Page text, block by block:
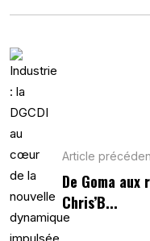
Article
De Goma aux
Chris’B...